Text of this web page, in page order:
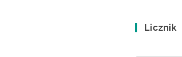
Licznik